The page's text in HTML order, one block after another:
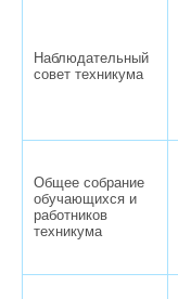
Наблюдательный
совет техникума
Общее собрание
обучающихся и
работников
техникума